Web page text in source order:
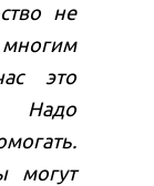
не
это
Надо
могут